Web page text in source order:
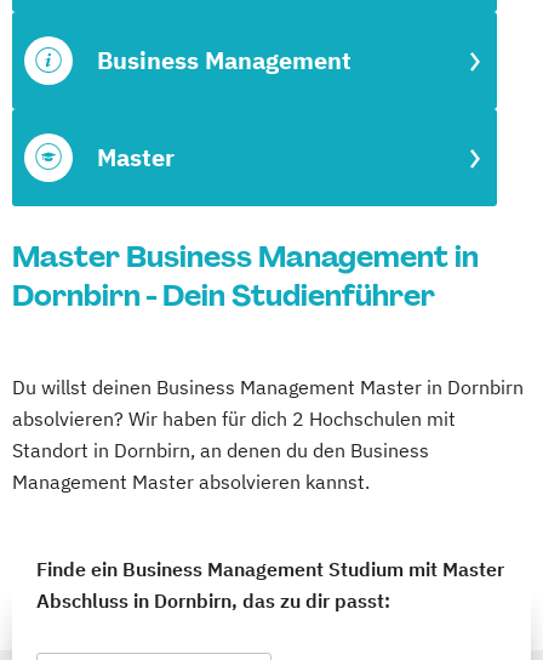
Master
Business Management
Master Business Management in
Dornbirn - Dein Studienführer
Du willst deinen Business Management Master in Dornbirn
absolvieren? Wir haben für dich 2 Hochschulen mit
Standort in Dornbirn, an denen du den Business
Management Master absolvieren kannst.
Finde ein Business Management Studium mit Master
Abschluss in Dornbirn, das zu dir passt: